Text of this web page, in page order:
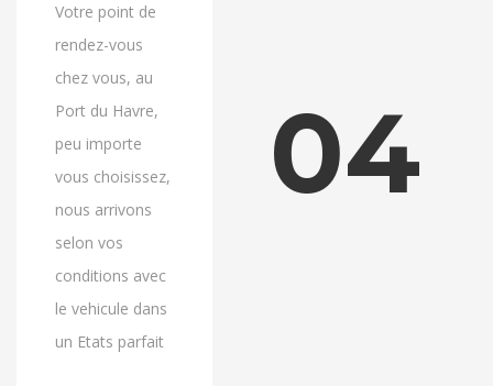
04
Votre point de
rendez-vous
chez vous, au
Port du Havre,
peu importe
vous choisissez,
nous arrivons
selon vos
conditions avec
le vehicule dans
un Etats parfait